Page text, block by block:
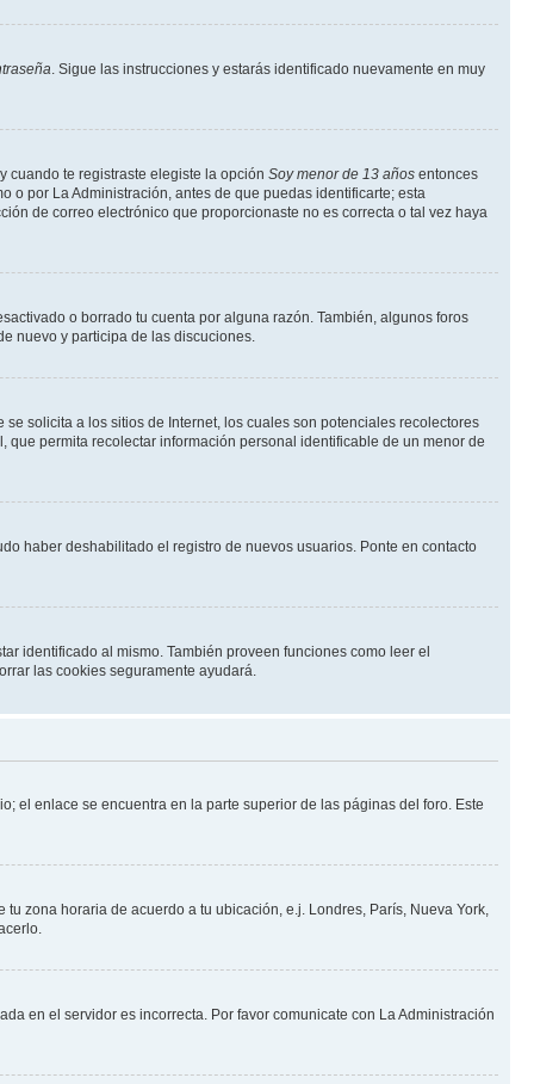
. Sigue las instrucciones y estarás identificado nuevamente en muy
cuando te registraste elegiste la opción Soy menor de 13 años entonces
o por La Administración, antes de que puedas identificarte; esta
de correo electrónico que proporcionaste no es correcta o tal vez haya
o borrado tu cuenta por alguna razón. También, algunos foros
nuevo y participa de las discuciones.
solicita a los sitios de Internet, los cuales son potenciales recolectores
permita recolectar información personal identificable de un menor de
haber deshabilitado el registro de nuevos usuarios. Ponte en contacto
identificado al mismo. También proveen funciones como leer el
las cookies seguramente ayudará.
el enlace se encuentra en la parte superior de las páginas del foro. Este
zona horaria de acuerdo a tu ubicación, e.j. Londres, París, Nueva York,
en el servidor es incorrecta. Por favor comunicate con La Administración